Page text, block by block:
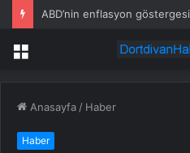
Menü
Anasayfa / Haber
Haber